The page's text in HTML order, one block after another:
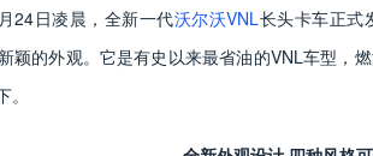
24日凌晨，全新一代沃尔沃VNL长头卡车正式
颖的外观。它是有史以来最省油的VNL车型，